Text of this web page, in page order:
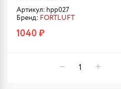
Артикул: hpp027
Бренд: FORTLUFT
1040 ₽